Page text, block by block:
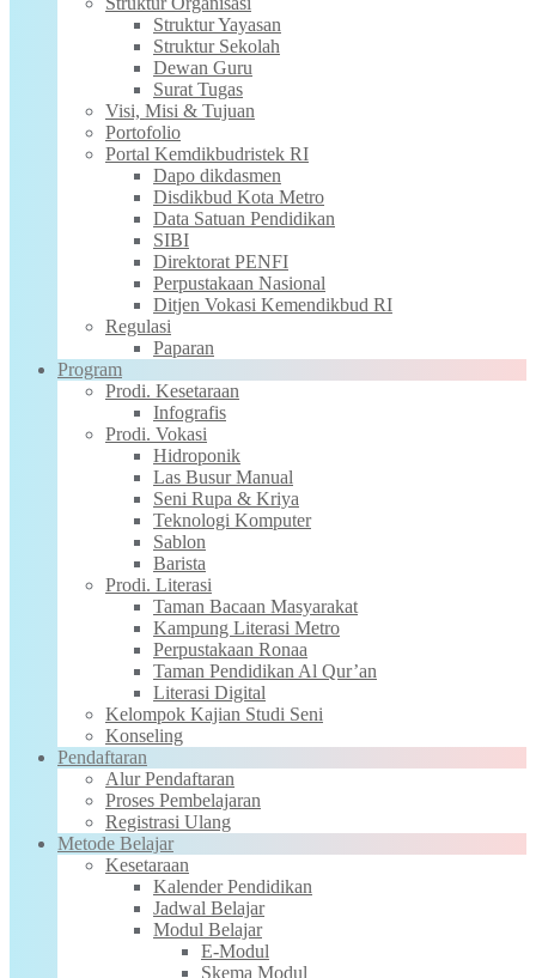
Struktur Yayasan
Struktur Sekolah
Dewan Guru
Surat Tugas
Visi, Misi & Tujuan
Portofolio
Portal Kemdikbudristek RI
Dapo dikdasmen
Disdikbud Kota Metro
Data Satuan Pendidikan
SIBI
Direktorat PENFI
Perpustakaan Nasional
Ditjen Vokasi Kemendikbud RI
Regulasi
Paparan
Program
Prodi. Kesetaraan
Infografis
Prodi. Vokasi
Hidroponik
Las Busur Manual
Seni Rupa & Kriya
Teknologi Komputer
Sablon
Barista
Prodi. Literasi
Taman Bacaan Masyarakat
Kampung Literasi Metro
Perpustakaan Ronaa
Taman Pendidikan Al Qur’an
Literasi Digital
Kelompok Kajian Studi Seni
Konseling
Pendaftaran
Alur Pendaftaran
Proses Pembelajaran
Registrasi Ulang
Metode Belajar
Kesetaraan
Kalender Pendidikan
Jadwal Belajar
Modul Belajar
E-Modul
Skema Modul